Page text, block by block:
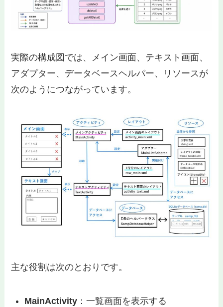
実際の構成図では、メイン画面、テキスト画面、
アダプター、データベースヘルパー、リソースが
次のようにつながっています。
主な役割は次のとおりです。
MainActivity ：一覧画面を表示する